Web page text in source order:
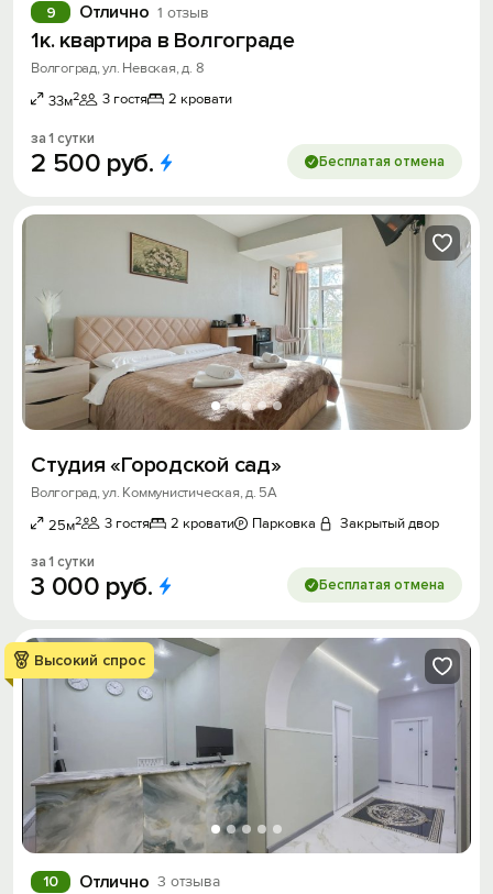
Отлично 1 отзыв
9
1к. квартира в Волгограде
Волгоград, ул. Невская, д. 8
33м2 3 гостя 2 кровати
за 1 сутки
2 500 руб. Бесплатая отмена
Студия «Городской сад»
Волгоград, ул. Коммунистическая, д. 5А
25м2 3 гостя 2 кровати Парковка Закрытый двор
за 1 сутки
3 000 руб. Бесплатая отмена
Высокий спрос
Отлично 3 отзыва
10